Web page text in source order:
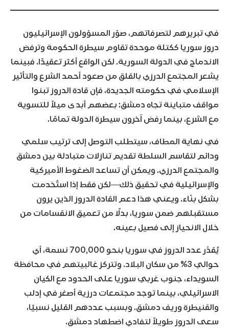
في تبريرهم لتصرفاتهم، صوّر المسؤولون الإسرائيليون
دروز سوريا ككتلة موحدة تقاوم سيطرة الحكومة وترفض
الاندماج في الدولة السورية. لكن الواقع أكثر تعقيدًا. فبينما
يشعر المجتمع الدرزي بالقلق من صعود أحمد الشرع والتأثير
الإسلامي في حكومته الجديدة، فإن قادة الدروز تبنوا
مواقف متباينة تجاه دمشق: بعضهم أبدى ميلاً للتسوية
مع الشرع، بينما رفض آخرون سيطرة الدولة تمامًا.
في نهاية المطاف، سيتطلب التوصل إلى ترتيب سلمي
ودائم لتقاسم السلطة تقديم تنازلات متبادلة بين دمشق
والمجتمع الدرزي. ويمكن أن تساعد الضغوط الأميركية
والإسرائيلية في تحقيق ذلك—لكن فقط إذا استُخدمت
بشكل بنّاء. ويعني هذا دعم القادة الدروز الذين يرون
مستقبلهم ضمن سوريا، بدلًا من تعميق الانقسامات من
خلال الانحياز إلى فصيل بعينه.
يُقدّر عدد الدروز في سوريا بنحو 700,000 نسمة، أي
حوالي 3% من سكان البلاد. وتتركز غالبيتهم في محافظة
السويداء، جنوب غربي سوريا على الحدود مع الكيان
الاسرائيلي، بينما توجد مجتمعات درزية أصغر في إدلب
والقنيطرة وريف دمشق. وبسبب عددهم القليل نسبيًا،
سعى الدروز طويلاً لتفادي اضطهاد دمشق.